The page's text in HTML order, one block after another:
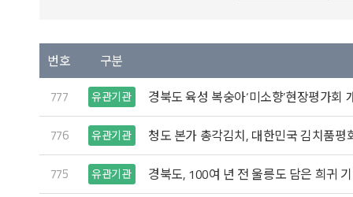
번호 구분
777 유관기관 경북도 육성 복숭아‘미소향’현장평가회
776 유관기관 청도 본가 총각김치, 대한민국 김치품평
775 유관기관 경북도, 100여 년 전 울릉도 담은 희귀